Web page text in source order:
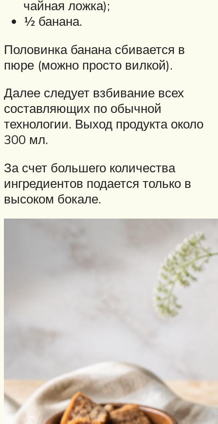
чайная ложка);
½ банана.
Половинка банана сбивается в
пюре (можно просто вилкой).
Далее следует взбивание всех
составляющих по обычной
технологии. Выход продукта около
300 мл.
За счет большего количества
ингредиентов подается только в
высоком бокале.